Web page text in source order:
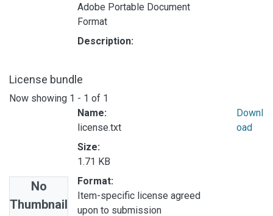
Adobe Portable Document
Format
Description:
License bundle
Now showing 1 - 1 of 1
No
Thumbnail
Name:
license.txt
Size:
1.71 KB
Format:
Item-specific license agreed
upon to submission
Downl
oad